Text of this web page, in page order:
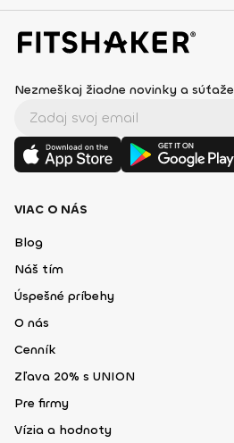
Nezmeškaj žiadne novinky a súťaže
VIAC O NÁS
Blog
Náš tím
Úspešné príbehy
O nás
Cenník
Zľava 20% s UNION
Pre firmy
Vízia a hodnoty